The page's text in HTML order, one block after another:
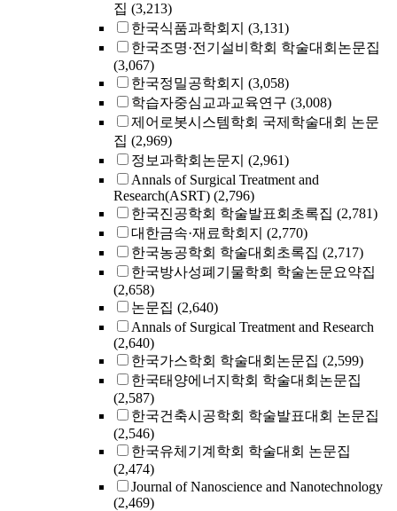
집 (3,213)
한국식품과학회지 (3,131)
한국조명·전기설비학회 학술대회논문집
(3,067)
한국정밀공학회지 (3,058)
학습자중심교과교육연구 (3,008)
제어로봇시스템학회 국제학술대회 논문
집 (2,969)
정보과학회논문지 (2,961)
Annals of Surgical Treatment and
Research(ASRT) (2,796)
한국진공학회 학술발표회초록집 (2,781)
대한금속·재료학회지 (2,770)
한국농공학회 학술대회초록집 (2,717)
한국방사성폐기물학회 학술논문요약집
(2,658)
논문집 (2,640)
Annals of Surgical Treatment and Research
(2,640)
한국가스학회 학술대회논문집 (2,599)
한국태양에너지학회 학술대회논문집
(2,587)
한국건축시공학회 학술발표대회 논문집
(2,546)
한국유체기계학회 학술대회 논문집
(2,474)
Journal of Nanoscience and Nanotechnology
(2,469)